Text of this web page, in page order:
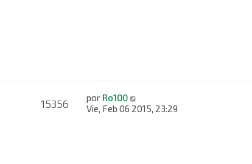
15356 por Ro100
Vie, Feb 06 2015, 23:29